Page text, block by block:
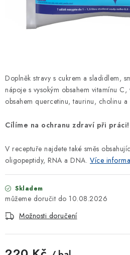
Doplněk stravy s cukrem a sladidlem,
nápoje s vysokým obsahem vitamínu
obsahem quercetinu, taurinu, cholinu a
Cílíme na ochranu zdraví při práci!
V receptuře najdete také směs
oligopeptidy, RNA a DNA. Více
Skladem
10.08.2026
Možnosti doručení